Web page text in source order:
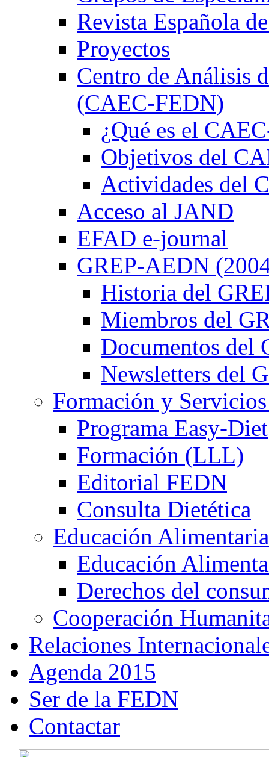
Revista Española
Proyectos
Centro de Análisis
(CAEC-FEDN)
¿Qué es el
Objetivos del
Actividades del
Acceso al JAND
EFAD e-journal
GREP-AEDN
Historia del
Miembros del
Documentos del
Newsletters del
Formación y
Programa Easy-Diet
Formación (LLL)
Editorial FEDN
Consulta Dietética
Educación Alimentaria
Educación
Derechos del
Cooperación
Relaciones
Agenda 2015
Ser de la FEDN
Contactar